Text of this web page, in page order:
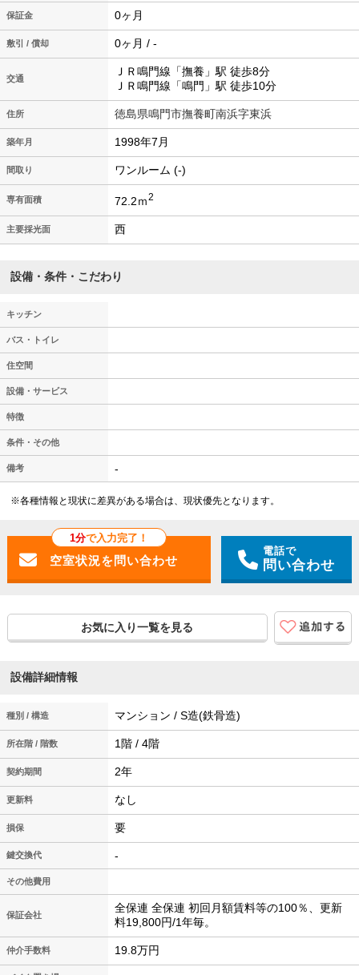
保証金 0ヶ月
敷引 / 償却 0ヶ月 / -
交通
ＪＲ鳴門線「撫養」駅 徒歩8分
ＪＲ鳴門線「鳴門」駅 徒歩10分
住所 徳島県鳴門市撫養町南浜字東浜
築年月 1998年7月
間取り ワンルーム (-)
専有面積 72.2ｍ2
主要採光面 西
設備・条件・こだわり
キッチン
バス・トイレ
住空間
設備・サービス
特徴
条件・その他
備考 -
※各種情報と現状に差異がある場合は、現状優先となります。
1分で入力完了！
電話で
問い合わせ
お気に入り一覧を見る
設備詳細情報
種別 / 構造 マンション / S造(鉄骨造)
所在階 / 階数 1階 / 4階
契約期間 2年
更新料 なし
損保 要
鍵交換代 -
その他費用
保証会社
全保連 全保連 初回月額賃料等の100％、更新
料19,800円/1年毎。
仲介手数料 19.8万円